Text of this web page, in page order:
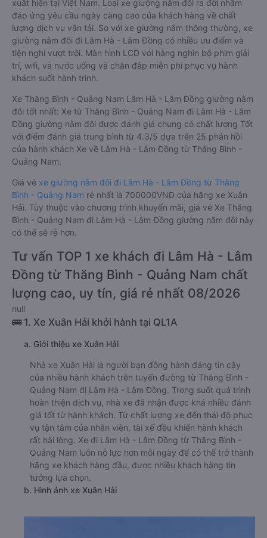
xuất hiện tại Việt Nam. Loại xe giường nằm đôi ra đời nhằm
đáp ứng yêu cầu ngày càng cao của khách hàng về chất
lượng dịch vụ vận tải. So với xe giường nằm thông thường, xe
giường nằm đôi đi Lâm Hà - Lâm Đồng có nhiều ưu điểm và
tiện nghi vượt trội. Màn hình LCD với hàng nghìn bộ phim giải
trí, wifi, và nước uống và chăn đắp miễn phí phục vụ hành
khách suốt hành trình.
Xe Thăng Bình - Quảng Nam Lâm Hà - Lâm Đồng giường nằm
đôi tốt nhất: Xe từ Thăng Bình - Quảng Nam đi Lâm Hà - Lâm
Đồng giường nằm đôi được đánh giá chung có chất lượng Tốt
với điểm đánh giá trung bình từ 4.3/5 dựa trên 25 phản hồi
của hành khách Xe về Lâm Hà - Lâm Đồng từ Thăng Bình -
Quảng Nam.
Giá vé xe giường nằm đôi đi Lâm Hà - Lâm Đồng từ Thăng
Bình - Quảng Nam rẻ nhất là 700000VND của hãng xe Xuân
Hải. Tùy thuộc vào chương trình khuyến mãi, giá vé Xe Thăng
Bình - Quảng Nam đi Lâm Hà - Lâm Đồng giường nằm đôi này
có thể sẽ rẻ hơn.
Tư vấn TOP 1 xe khách đi Lâm Hà - Lâm
Đồng từ Thăng Bình - Quảng Nam chất
lượng cao, uy tín, giá rẻ nhất 08/2026
null
🚌 1. Xe Xuân Hải khởi hành tại QL1A
a. Giới thiệu xe Xuân Hải
Nhà xe Xuân Hải là người bạn đồng hành đáng tin cậy
của nhiều hành khách trên tuyến đường từ Thăng Bình -
Quảng Nam đi Lâm Hà - Lâm Đồng. Trong suốt quá trình
hoàn thiện dịch vụ, nhà xe đã nhận được khá nhiều đánh
giá tốt từ hành khách. Từ chất lượng xe đến thái độ phục
vụ tận tâm của nhân viên, tài xế đều khiến hành khách
rất hài lòng. Xe đi Lâm Hà - Lâm Đồng từ Thăng Bình -
Quảng Nam luôn nỗ lực hơn mỗi ngày để có thể trở thành
hãng xe khách hàng đầu, được nhiều khách hàng tin
tưởng lựa chọn.
b. Hình ảnh xe Xuân Hải